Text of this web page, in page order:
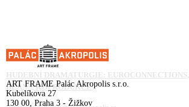
PETRA LUDVÍKOVÁ
HUDEBNÍ DRAMATURGIE: EUROCONNECTIONS,
BEANS, KOPRODUKCE
ART FRAME Palác Akropolis s.r.o.
Kubelíkova 27
130 00, Praha 3 - Žižkov